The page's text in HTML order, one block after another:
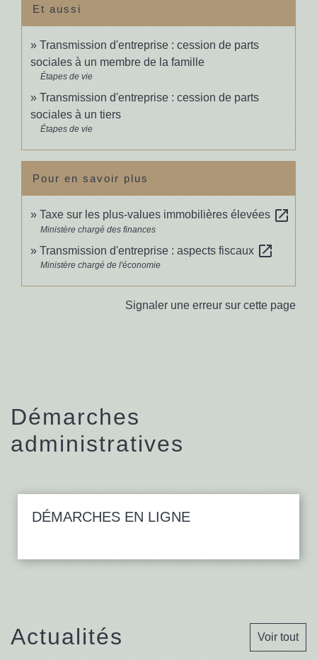
Et aussi
Transmission d'entreprise : cession de parts
sociales à un membre de la famille
Étapes de vie
Transmission d'entreprise : cession de parts
sociales à un tiers
Étapes de vie
Pour en savoir plus
Taxe sur les plus-values immobilières élevées open_in_new
Ministère chargé des finances
Transmission d'entreprise : aspects fiscaux open_in_new
Ministère chargé de l'économie
Signaler une erreur sur cette page
Démarches
administratives
DÉMARCHES EN LIGNE
Actualités Voir tout